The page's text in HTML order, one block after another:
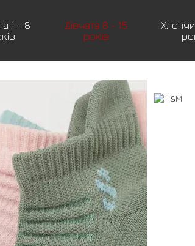
1 - 8
Дівчата 8 - 15
років